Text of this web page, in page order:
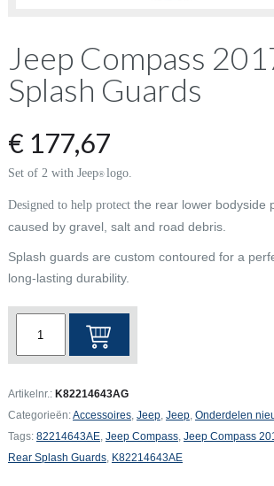
Jeep Compass
Splash Guards
€177,67
Set of 2 with Jeep® logo.
Designed to help protect the rear lower bodyside
caused by gravel, salt and road debris.
Splash guards are custom contoured for a
long-lasting durability.
2017
Rear
Splash
Guards
aantal
Artikelnr.: K82214643AG
Categorieën:Accessoires, Jeep, Jeep, Onderdelen
Tags: 82214643AE, Jeep Compass, Jeep Compass
Rear Splash Guards, K82214643AE